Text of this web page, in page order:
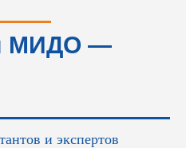
МИДО —
и экспертов